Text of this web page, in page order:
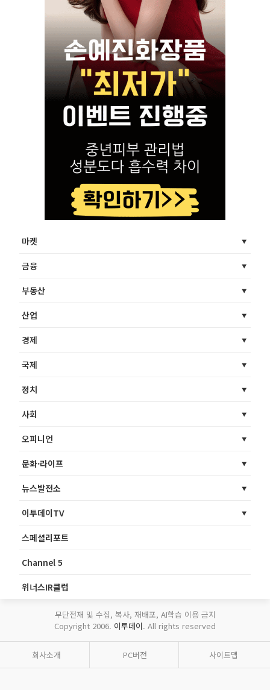
마켓
금융
부동산
산업
경제
국제
정치
사회
오피니언
문화·라이프
뉴스발전소
이투데이TV
스페셜리포트
Channel 5
위너스IR클럽
무단전재 및 수집, 복사, 재배포, AI학습 이용 금지
Copyright 2006. 이투데이. All rights reserved
회사소개 PC버전 사이트맵